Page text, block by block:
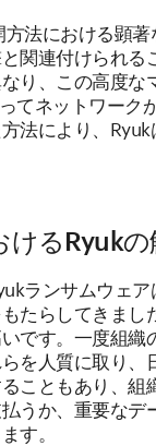
法における顕
関連付けられる
り、この高度
てネットワーク
法により、
けるRyukの
ランサムウェ
たらしてきまし
です。一度組織
を人質に取り、
こともあり、組
うか、重要なデ
す。